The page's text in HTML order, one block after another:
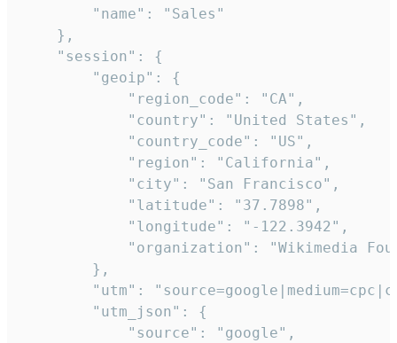
        "name": "Sales"
    },
    "session": {
        "geoip": {
            "region_code": "CA",
            "country": "United States",
            "country_code": "US",
            "region": "California",
            "city": "San Francisco",
            "latitude": "37.7898",
            "longitude": "-122.3942",
"organization": "Wikimedia
        },
"utm":
        "utm_json": {
            "source": "google",